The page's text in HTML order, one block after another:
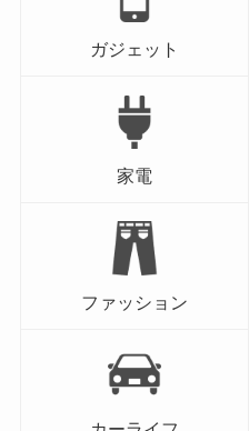
ガジェット
家電
ファッション